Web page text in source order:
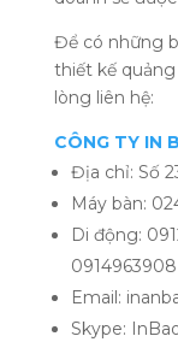
Để có những
thiết kế
lòng liên hệ:
CÔNG TY IN
Địa chỉ: Số
Máy bàn:
Di động:
0914963908
Email:
Skype: